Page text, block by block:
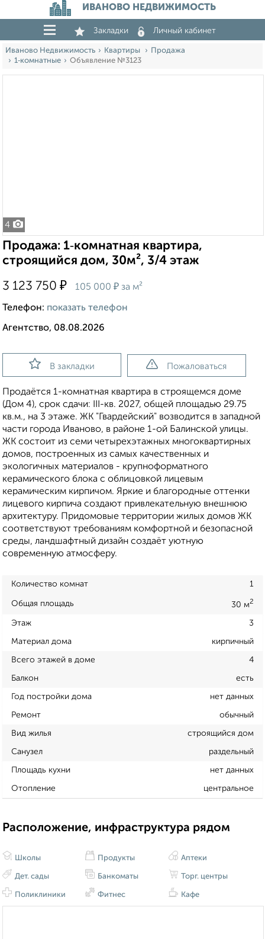
ИВАНОВО НЕДВИЖИМОСТЬ
Закладки Личный кабинет
Иваново Недвижимость Квартиры
Продажа
1‑комнатные
Объявление №3123
4
Продажа: 1‑комнатная квартира,
строящийся дом, 30м², 3/4 этаж
3 123 750 ₽ 105 000 ₽ за м²
Телефон: показать телефон
Агентство, 08.08.2026
В закладки Пожаловаться
Продаётся 1-комнатная квартира в строящемся доме
(Дом 4), срок сдачи: III-кв. 2027, общей площадью 29.75
кв.м., на 3 этаже. ЖК "Гвардейский" возводится в западной
части города Иваново, в районе 1-ой Балинской улицы.
ЖК состоит из семи четырехэтажных многоквартирных
домов, построенных из самых качественных и
экологичных материалов - крупноформатного
керамического блока с облицовкой лицевым
керамическим кирпичом. Яркие и благородные оттенки
лицевого кирпича создают привлекательную внешнюю
архитектуру. Придомовые территории жилых домов ЖК
соответствуют требованиям комфортной и безопасной
среды, ландшафтный дизайн создаёт уютную
современную атмосферу.
Количество комнат 1
Общая площадь 30 м2
Этаж 3
Материал дома кирпичный
Всего этажей в доме 4
Балкон есть
Год постройки дома нет данных
Ремонт обычный
Вид жилья строящийся дом
Санузел раздельный
Площадь кухни нет данных
Отопление центральное
Расположение, инфраструктура рядом
Школы
Дет. сады
Поликлиники
Продукты
Банкоматы
Фитнес
Аптеки
Торг. центры
Кафе